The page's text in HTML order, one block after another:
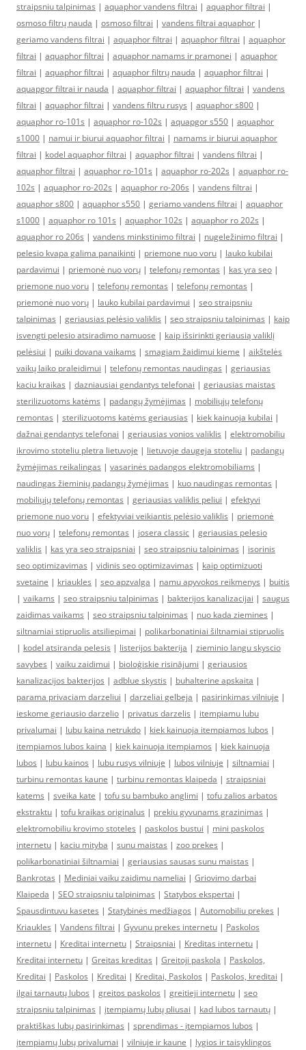
straipsniu talpinimas | aquaphor vandens filtrai | aquaphor filtrai |
osmoso filtrų nauda | osmoso filtrai | vandens filtrai aquaphor |
geriamo vandens filtrai | aquaphor filtrai | aquaphor filtrai | aquaphor
filtrai | aquaphor filtrai | aquaphor namams ir pramonei | aquaphor
filtrai | aquaphor filtrai | aquaphor filtrų nauda | aquaphor filtrai |
aquapgor filtrai ir nauda | aquaphor filtrai | aquaphor filtrai | vandens
filtrai | aquaphor filtrai | vandens filtru rusys | aquaphor s800 |
aquaphor ro-101s | aquaphor ro-102s | aquapgor s550 | aquaphor
s1000 | namui ir biurui aquaphor filtrai | namams ir biurui aquaphor
filtrai | kodel aquaphor filtrai | aquaphor filtrai | vandens filtrai |
aquaphor filtrai | aquaphor ro-101s | aquaphor ro-202s | aquaphor ro-
102s | aquaphor ro-202s | aquaphor ro-206s | vandens filtrai |
aquaphor s800 | aquaphor s550 | geriamo vandens filtrai | aquaphor
s1000 | aquaphor ro 101s | aquaphor 102s | aquaphor ro 202s |
aquaphor ro 206s | vandens minkstinimo filtrai | nugeležinimo filtrai |
pelesio kvapa galima panaikinti | priemone nuo voru | lauko kubilai
pardavimui | priemonė nuo vorų | telefonų remontas | kas yra seo |
priemone nuo voru | telefonų remontas | telefonų remontas |
priemonė nuo vorų | lauko kubilai pardavimui | seo straipsniu
talpinimas | geriausias pelėsio valiklis | seo straipsniu talpinimas | kaip
isvengti pelesio atsiradimo namuose | kaip išsirinkti geriausią valiklį
pelėsiui | puiki dovana vaikams | smagiam žaidimui kieme | aikštelės
vaikų laiko praleidimui | telefonų remontas naudingas | geriausias
kaciu kraikas | dazniausiai gendantys telefonai | geriausias maistas
sterilizuotoms katėms | padangų žymėjimas | mobiliųjų telefonų
remontas | sterilizuotoms katėms geriausias | kiek kainuoja kubilai |
dažnai gendantys telefonai | geriausias vonios valiklis | elektromobiliu
ikrovimo stoteliu pletra lietuvoje | lietuvoje daugeja stoteliu | padangų
žymėjimas reikalingas | vasarinės padangos elektromobiliams |
naudingas žieminių padangų žymėjimas | kuo naudingas remontas |
mobiliųjų telefonų remontas | geriausias valiklis peliui | efektyvi
priemone nuo voru | efektyviai veikiantis pelėsio valiklis | priemonė
nuo vorų | telefonų remontas | josera classic | geriausias pelesio
valiklis | kas yra seo straipsniai | seo straipsniu talpinimas | isorinis
seo optimizavimas | vidinis seo optimizavimas | kaip optimizuoti
svetaine | kriaukles | seo apzvalga | namu apyvokos reikmenys | buitis
| vaikams | seo straipsniu talpinimas | bakterijos kanalizacijai | saugus
zaidimas vaikams | seo straipsniu talpinimas | nuo kada ziemines |
siltnamiai stipruolis atsiliepimai | polikarbonatiniai šiltnamiai stipruolis
| kodel atsiranda pelesis | listerijos bakterija | zieminio langu skyscio
savybes | vaiku zaidimui | bioloģiskie risinājumi | geriausios
kanalizacijos bakterijos | adblue skystis | buhalterine apskaita |
parama privaciam darzeliui | darzeliai gelbeja | pasirinkimas vilniuje |
ieskome geriausio darzelio | privatus darzelis | itempiamu lubu
privalumai | lubu kaina netrukdo | kiek kainuoja itempiamos lubos |
itempiamos lubos kaina | kiek kainuoja itempiamos | kiek kainuoja
lubos | lubu kainos | lubu rusys vilniuje | lubos vilniuje | siltnamiai |
turbinu remontas kaune | turbinu remontas klaipeda | straipsniai
katems | sveika kate | tofu su bambuko anglimi | tofu zalios arbatos
ekstraktu | tofu kraikas originalus | prekiu gyvunams grazinimas |
elektromobiliu krovimo stoteles | paskolos bustui | mini paskolos
internetu | kaciu mityba | sunu maistas | zoo prekes |
polikarbonatiniai šiltnamiai | geriausias sausas sunu maistas |
Bankrotas | Mediniai vaiku zaidimu nameliai | Griovimo darbai
Klaipeda | SEO straipsniu talpinimas | Statybos ekspertai |
Spausdintuvu kasetes | Statybinės medžiagos | Automobiliu prekes |
Kriaukles | Vandens filtrai | Gyvunu prekes internetu | Paskolos
internetu | Kreditai internetu | Straipsniai | Kreditas internetu |
Kreditai internetu | Greitas kreditas | Greitoji paskola | Paskolos,
Kreditai | Paskolos | Kreditai | Kreditai, Paskolos | Paskolos, kreditai |
ilgai tarnautų lubos | greitos paskolos | greitieji internetu | seo
straipsniu talpinimas | įtempiamų lubų pliusai | kad lubos tarnautų |
praktiškas lubų pasirinkimas | sprendimas - įtempiamos lubos |
įtempiamų lubų privalumai | vilniuje ir kaune | lygios ir taisyklingos